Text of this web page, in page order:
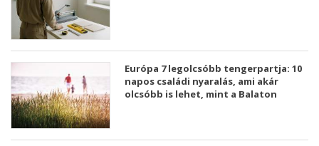
Európa 7 legolcsóbb tengerpartja: 10
napos családi nyaralás, ami akár
olcsóbb is lehet, mint a Balaton